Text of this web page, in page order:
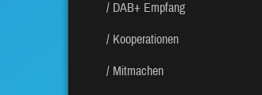
DAB+ Empfang
Kooperationen
Mitmachen